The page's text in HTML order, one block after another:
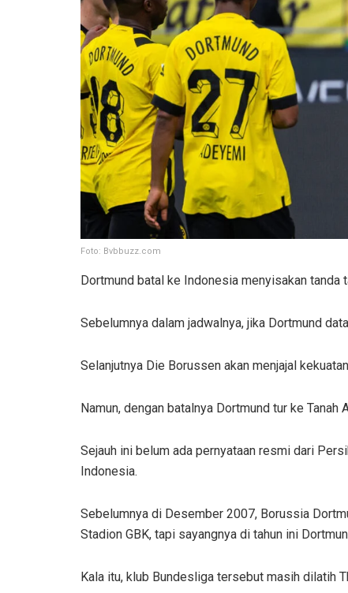
Foto: Bvbbuzz.com
Dortmund batal ke Indonesia menyisakan tanda
Sebelumnya dalam jadwalnya, jika Dortmund
Selanjutnya Die Borussen akan menjajal
Namun, dengan batalnya Dortmund tur ke
Sejauh ini belum ada pernyataan resmi dari
Indonesia.
Sebelumnya di Desember 2007, Borussia
Stadion GBK, tapi sayangnya di tahun ini
Kala itu, klub Bundesliga tersebut masih dilatih